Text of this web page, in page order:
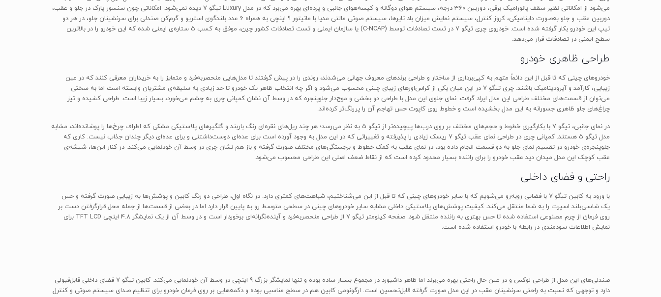
می‌شود از امکاناتی نظیر سقف پانورامیک برقی، دوربین 360 درجه، سیستم هوای دوگانه و کیسه‌هوای جانبی و پرده‌ای بهره می‌برد که در مدل Luxury تیگو 7 دیده نمی‌شود. امکاناتی چون سنسور پارک در جلو و عقب،
دوربین عقب و جلو به‌صورت داینامیکی، کروز کنترل، سیستم نمایش میزان باد تایرها، سیستم صوتی مالتی مدیا با مانیتور 9 اینچی به همراه 6 عدد بلندگوی استریو و گرم‌کن صندلی برای سرنشینان جلو، در هر دو
تیپ این خودرو بکار گرفته شده است. خودروی چری تیگو 7 در تست تصادفات توسط (C-NCAP) یا سازمان ایمنی و تست تصادفات کشور چین، موفق به کسب 5 ستاره‌ی ایمنی شده که این خودرو را در بالاترین
سطح ایمنی در تصادفات قرار می‌دهد.
طراحی ظاهری خودرو
خودروهای چینی که تا قبل از این دائماً متهم به کپی‌برداری از ساختار و طراحی برند‌های معروف جهانی می‌شدند، روندی را در پیش گرفتند تا مدل‌هایی منحصربه‌فرد و متمایز را به خریداران معرفی کنند که در عین
زیبایی، کارآمد و آیرودینامیک باشند. چری تیگو 7 در این میان یکی از کراس‌اورهای زیبای چینی محسوب می‌شود و اگر چه انتخاب ظاهر یک خودرو تا حد زیادی به سلیقه‌ی مشتریان وابسته است اما به سختی
می‌توان از قسمت‌های مختلف طراحی این مدل ایراد گرفت. نمای جلوی این مدل با طراحی دو بخشی و موج‌دار جلوپنجره که در وسط آن نشان کمپانی چری به چشم می‌خورد، بسیار زیبا است. طراحی کشیده و تیز
چراغ‌های جلو ظاهری جسورانه به این مدل بخشیده است و خطوط روی کاپوت حس تهاجم آن را پررنگ‌تر کرده‌اند.
در نمای جانبی، تیگو 7 با بکارگیری خطوط و حجم‌های مختلف بر روی درب‌ها پیچیده‌تر از تیگو 5 به نظر می‌رسد؛ هر چند ریل‌های نقره‌ای رنگ باربند و گلگیر‌های پلاستیکی مشکی که اطراف چرخ‌ها را پوشانده‌اند، مشابه
مدل تیگو 5 هستند. کمپانی چری در طراحی نمای عقب تیگو 7 ریسک زیادی را پذیرفته و تغییراتی که در این مدل به وجود آورده است برای عده‌ای دوست‌داشتنی و برای عده‌ای دیگر چندان جذاب نیست. کاری که
جلوپنجره‌ی خودرو در تقسیم نمای جلو به دو قسمت انجام داده بود، در نمای عقب به کمک خطوط و برجستگی‌های مختلف صورت گرفته و باز هم نشان چری در وسط آن خودنمایی می‌کند. در کنار این‌ها، شیشه‌ی
عقب کوچک این مدل میدان دید عقب خودرو را برای راننده بسیار محدود کرده است که از نقاط ضعف اصلی این طراحی محسوب می‌شود.
راحتی و فضای داخلی
با ورود به کابین تیگو 7 با فضایی روبه‌رو می‌شویم که با سایر خودروهای چینی که تا قبل از این می‌شناختیم، شباهت‌های کمتری دارد. در نگاه اول، طراحی دو رنگ کابین و پوشش‌ها به زیبایی صورت گرفته و حس
یک شاسی‌بلند اسپرت را به شما منتقل می‌کند. کیفیت پوشش‌های پلاستیکی داخلی مشابه سایر خودروهای چینی در سطحی متوسط رو به پایین قرار دارد اما در بعضی از قسمت‌ها از جمله محل قرارگرفتن دست بر
روی فرمان از چرم مصنوعی استفاده شده تا حس بهتری به راننده منتقل شود. صفحه کیلومتر تیگو 7 از طراحی منحصربه‌فرد و آینده‌نگرانه‌ای برخوردار است و در وسط آن از یک نمایشگر 4.8 اینچی TFT LCD برای
نمایش اطلاعات سودمندی در رابطه با خودرو استفاده شده است.
صندلی‌های این مدل از طراحی لوکس و در عین حال راحتی بهره می‌برند اما ظاهر داشبورد در مجموع بسیار ساده بوده و تنها نمایشگر بزرگ 9 اینچی در وسط آن خودنمایی می‌کند. کابین تیگو 7 فضای داخلی قابل‌قبولی
دارد و توجهی که نسبت به راحتی سرنشینان عقب در این مدل صورت گرفته قابل‌تحسین است. ارگونومی کابین هم در سطح مناسبی بوده و دکمه‌هایی بر روی فرمان خودرو برای تنظیم صدای سیستم صوتی و کنترل